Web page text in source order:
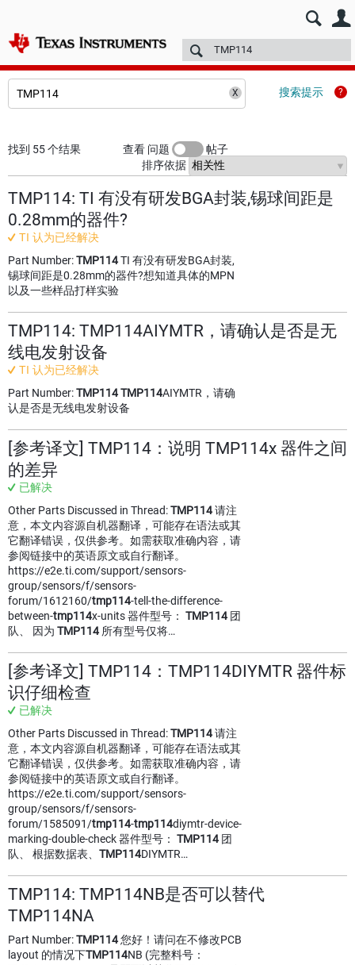
E2E™ 中文设计支持 > 技术文章 TI 培训
搜索提示
找到 55 个结果 查看 问题
帖子
排序依据
TMP114: TI 有没有研发BGA封装,锡球间距是
0.28mm的器件?
TI 认为已经解决
Part Number:TMP114TI 有没有研发BGA封装,
锡球间距是0.28mm的器件?想知道具体的MPN
以及一些样品打样实验
TMP114: TMP114AIYMTR，请确认是否是无
线电发射设备
TI 认为已经解决
Part Number:TMP114TMP114AIYMTR，请确
认是否是无线电发射设备
[参考译文] TMP114：说明 TMP114x 器件之间
的差异
已解决
Other Parts Discussed in Thread:TMP114请注
意，本文内容源自机器翻译，可能存在语法或其
它翻译错误，仅供参考。如需获取准确内容，请
参阅链接中的英语原文或自行翻译。
https://e2e.ti.com/support/sensors-
group/sensors/f/sensors-
forum/1612160/tmp114-tell-the-difference-
between-tmp114x-units 器件型号： TMP114团
队、 因为 TMP114所有型号仅将…
[参考译文] TMP114：TMP114DIYMTR 器件标
识仔细检查
已解决
Other Parts Discussed in Thread:TMP114请注
意，本文内容源自机器翻译，可能存在语法或其
它翻译错误，仅供参考。如需获取准确内容，请
参阅链接中的英语原文或自行翻译。
https://e2e.ti.com/support/sensors-
group/sensors/f/sensors-
forum/1585091/tmp114-tmp114diymtr-device-
marking-double-check 器件型号： TMP114团
队、 根据数据表、 TMP114DIYMTR…
TMP114: TMP114NB是否可以替代
TMP114NA
Part Number:TMP114您好！请问在不修改PCB
layout 的情况下TMP114NB (完整料号：